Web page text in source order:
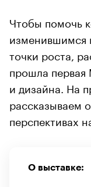
Чтобы помочь
изменившимся
точки роста,
прошла первая
и дизайна. На
рассказываем
перспективах
О выставке: